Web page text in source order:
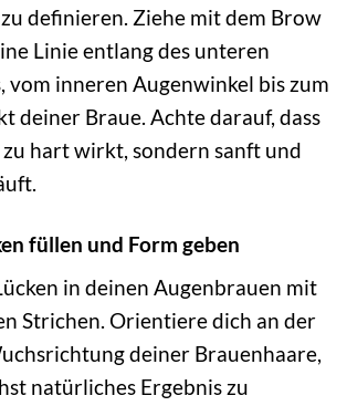
definieren. Ziehe mit dem Brow
Linie entlang des unteren
vom inneren Augenwinkel bis zum
deiner Braue. Achte darauf, dass
hart wirkt, sondern sanft und
füllen und Form geben
in deinen Augenbrauen mit
Strichen. Orientiere dich an der
deiner Brauenhaare,
natürliches Ergebnis zu